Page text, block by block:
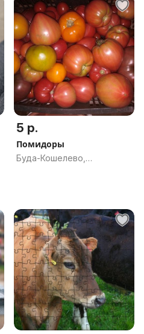
5 р.
Помидоры
Буда-Кошелево,